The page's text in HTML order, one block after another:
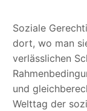
Soziale
dort, wo man
verlässlichen
und
Welttag der